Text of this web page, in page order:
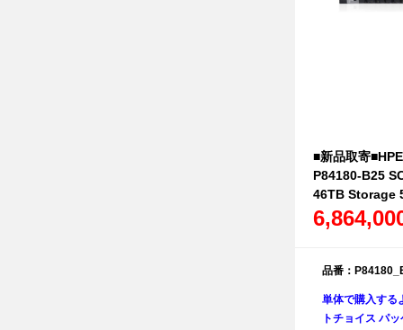
■新品取寄
P84180-B25
46TB Storage
品番：
単体で購入する
トチョイス パ